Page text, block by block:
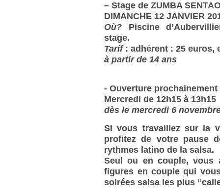
– Stage de ZUMBA
DIMANCHE 12 JANVIER
Où? Piscine
stage.
Tarif: adhérent : 25 euros,
à partir de 14 ans
- Ouverture
Mercredi de 12h15 à 13h15
dès le mercredi 6
Si vous travaillez sur la
profitez de votre pause
rythmes latino de la salsa.
Seul ou en couple, vous
figures en couple qui
soirées salsa les plus